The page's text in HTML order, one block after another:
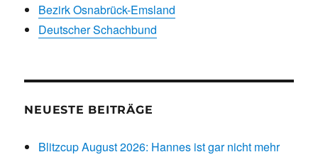
Bezirk Osnabrück-Emsland
Deutscher Schachbund
NEUESTE BEITRÄGE
Blitzcup August 2026: Hannes ist gar nicht mehr